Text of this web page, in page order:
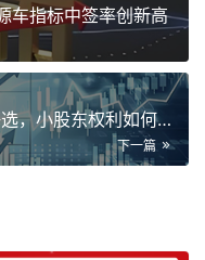
车指标中签率创新高
参加上交所‘我是股东’活动网络海选，小股东权利如何行使？
下一篇